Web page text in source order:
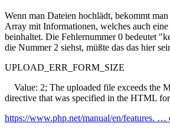
Wenn man Dateien hochlädt, bekommt
Array mit Informationen, welches auch
beinhaltet. Die Fehlernummer 0 bedeutet
die Nummer 2 siehst, müßte das das hier
UPLOAD_ERR_FORM_SIZE
Value: 2; The uploaded file exceeds the
directive that was specified in the HTML
https://www.php.net/manual/en/features. …